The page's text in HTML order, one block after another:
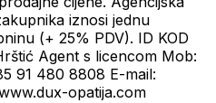
iznosi jednu
(+ 25% PDV). ID KOD
Agent s licencom Mob:
91 480 8808 E-mail:
opatija.com